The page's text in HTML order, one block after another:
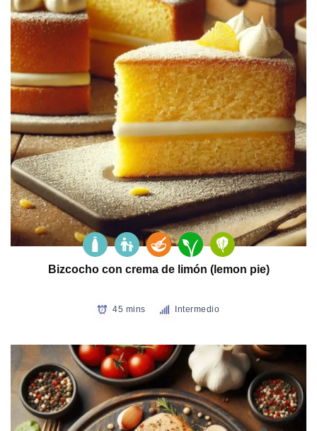
Bizcocho con crema de limón (lemon pie)
45 mins Intermedio